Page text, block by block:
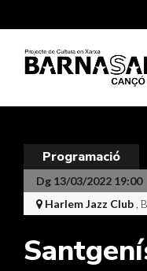
Programació
Dg 13/03/2022 19:00
Harlem Jazz Club ,